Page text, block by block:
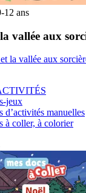
12 ans
vallée aux
la vallée aux
jeux
d’activités manuelles
à coller, à colorier